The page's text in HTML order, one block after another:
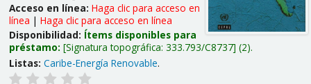
Acceso en línea: Haga clic para acceso en
línea | Haga clic para acceso en línea
Disponibilidad: Ítems disponibles para
préstamo: Signatura topográfica: 333.793/C8737 (2).
Listas: Caribe-Energía Renovable.